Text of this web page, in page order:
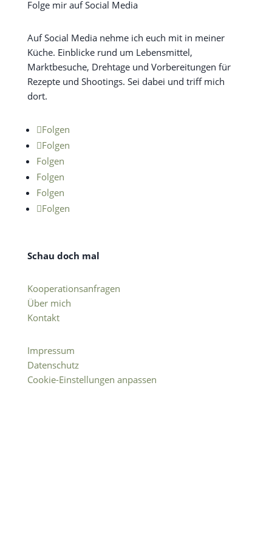
Folge mir auf Social Media
Auf Social Media nehme ich euch mit in meiner
Küche. Einblicke rund um Lebensmittel,
Marktbesuche, Drehtage und Vorbereitungen für
Rezepte und Shootings. Sei dabei und triff mich
dort.
Folgen
Folgen
Folgen
Folgen
Folgen
Folgen
Schau doch mal
Kooperationsanfragen
Über mich
Kontakt
Impressum
Datenschutz
Cookie-Einstellungen anpassen